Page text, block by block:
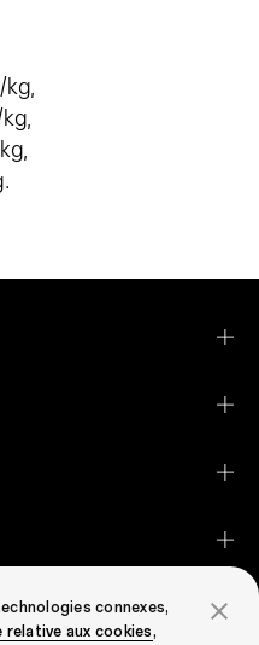
connexes,
aux cookies,